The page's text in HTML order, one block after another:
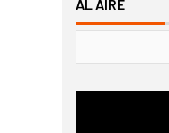
AL AIRE